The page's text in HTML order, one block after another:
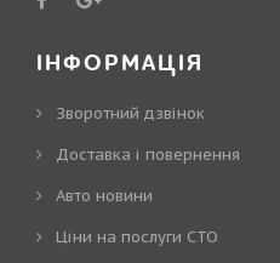
ІНФОРМАЦІЯ
Зворотний дзвінок
Доставка і повернення
Авто новини
Ціни на послуги СТО